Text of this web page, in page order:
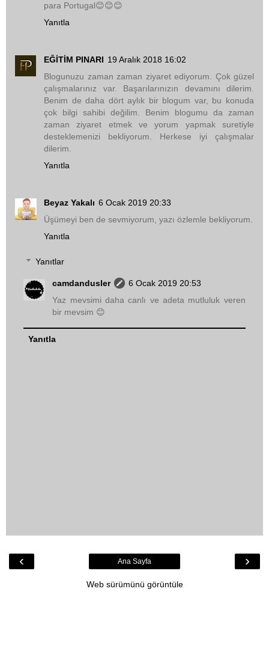
para Portugal😊😊😊
Yanıtla
EĞİTİM PINARI 19 Aralık 2018 16:02
Blogunuzu zaman zaman ziyaret ediyorum. Çok güzel
çalışmalarınız var. Başarılarınızın devamını dilerim.
Benim de daha dört aylık bir blogum var, bu konuda
çok bilgi sahibi değilim. Benim blogumu da zaman
zaman ziyaret etmek ve yorum yapmak suretiyle
desteklemenizi bekliyorum. Herkese iyi çalışmalar
dilerim.
Yanıtla
Beyaz Yakalı 6 Ocak 2019 20:33
Üşümeyi ben de sevmiyorum, yazı özlemle bekliyorum.
Yanıtla
Yanıtlar
camdandusler
6 Ocak 2019 20:53
Yaz mevsimi daha canlı ve adeta mutluluk veren
bir mevsim 😊
Yanıtla
‹ ›
Ana Sayfa
Web sürümünü görüntüle